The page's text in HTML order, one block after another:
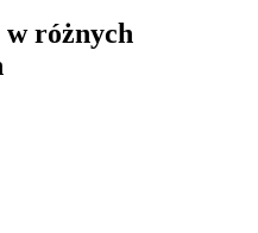
różnych